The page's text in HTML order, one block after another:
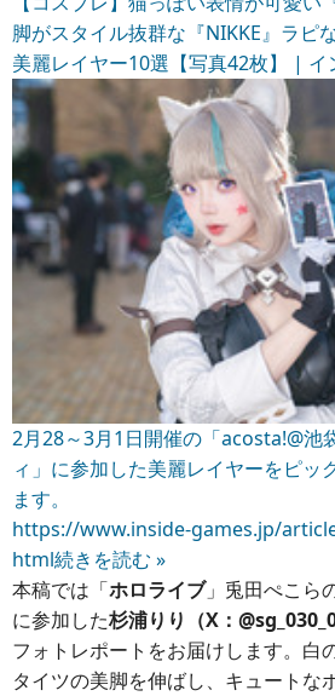
脚がスタイル抜群な『NIKKE』ラピ
美麗レイヤー10選【写真42枚】 | イ
2月28～3月1日開催の「acosta!@池
ィ」に参加した美麗レイヤーをピッ
ます。
https://www.inside-games.jp/
html続きを読む »
本稿では「ホロライブ」兎田ぺこら
に参加した杉浦りり（X：
フォトレポートをお届けします。白
タイツの美脚を伸ばし、キュートな